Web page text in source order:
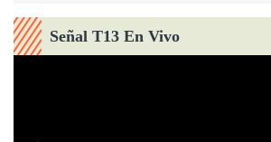
Señal T13 En Vivo